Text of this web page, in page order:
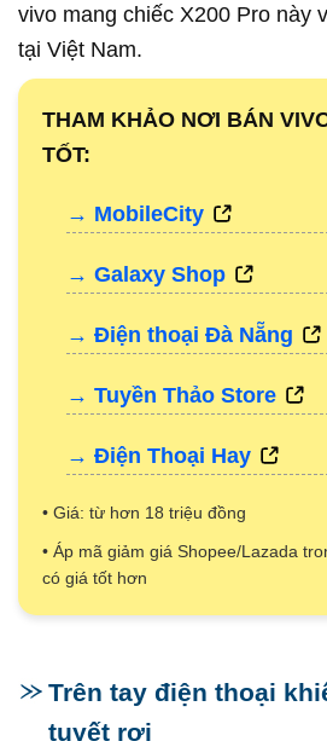
vivo mang chiếc X200 Pro này
tại Việt Nam.
THAM KHẢO NƠI BÁN
TỐT:
→ MobileCity
→ Galaxy Shop
→ Điện thoại Đà Nẵng
→ Tuyền Thảo Store
→ Điện Thoại Hay
• Giá: từ hơn 18 triệu đồng
• Áp mã giảm giá Shopee/Lazada
có giá tốt hơn
Trên tay điện thoại
tuyết rơi